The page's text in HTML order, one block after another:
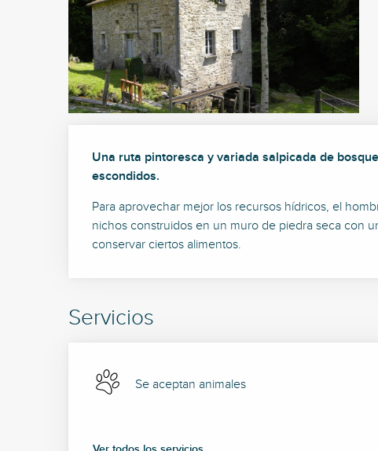
Descripción
Una ruta pintoresca y variada salpicada de
escondidos.
Para aprovechar mejor los recursos hídricos, el
nichos construidos en un muro de piedra seca con
conservar ciertos alimentos.
Servicios
Se aceptan animales